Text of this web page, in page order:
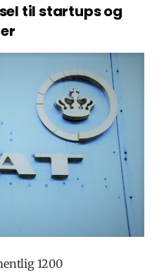
til startups og
1200